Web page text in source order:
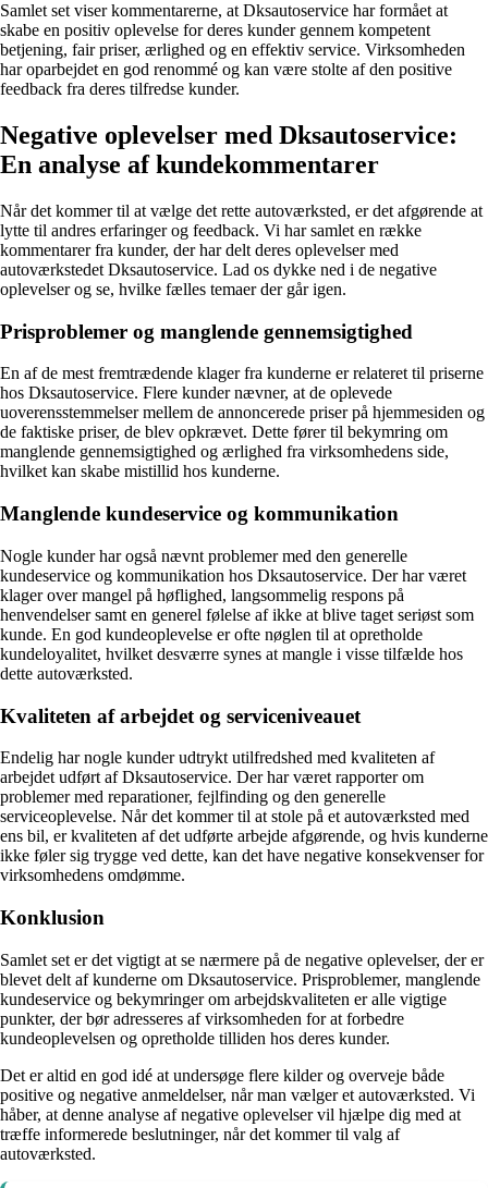
Samlet set viser kommentarerne, at Dksautoservice har formået at
skabe en positiv oplevelse for deres kunder gennem kompetent
betjening, fair priser, ærlighed og en effektiv service. Virksomheden
har oparbejdet en god renommé og kan være stolte af den positive
feedback fra deres tilfredse kunder.
Negative oplevelser med Dksautoservice:
En analyse af kundekommentarer
Når det kommer til at vælge det rette autoværksted, er det afgørende at
lytte til andres erfaringer og feedback. Vi har samlet en række
kommentarer fra kunder, der har delt deres oplevelser med
autoværkstedet Dksautoservice. Lad os dykke ned i de negative
oplevelser og se, hvilke fælles temaer der går igen.
Prisproblemer og manglende gennemsigtighed
En af de mest fremtrædende klager fra kunderne er relateret til priserne
hos Dksautoservice. Flere kunder nævner, at de oplevede
uoverensstemmelser mellem de annoncerede priser på hjemmesiden og
de faktiske priser, de blev opkrævet. Dette fører til bekymring om
manglende gennemsigtighed og ærlighed fra virksomhedens side,
hvilket kan skabe mistillid hos kunderne.
Manglende kundeservice og kommunikation
Nogle kunder har også nævnt problemer med den generelle
kundeservice og kommunikation hos Dksautoservice. Der har været
klager over mangel på høflighed, langsommelig respons på
henvendelser samt en generel følelse af ikke at blive taget seriøst som
kunde. En god kundeoplevelse er ofte nøglen til at opretholde
kundeloyalitet, hvilket desværre synes at mangle i visse tilfælde hos
dette autoværksted.
Kvaliteten af arbejdet og serviceniveauet
Endelig har nogle kunder udtrykt utilfredshed med kvaliteten af
arbejdet udført af Dksautoservice. Der har været rapporter om
problemer med reparationer, fejlfinding og den generelle
serviceoplevelse. Når det kommer til at stole på et autoværksted med
ens bil, er kvaliteten af det udførte arbejde afgørende, og hvis kunderne
ikke føler sig trygge ved dette, kan det have negative konsekvenser for
virksomhedens omdømme.
Konklusion
Samlet set er det vigtigt at se nærmere på de negative oplevelser, der er
blevet delt af kunderne om Dksautoservice. Prisproblemer, manglende
kundeservice og bekymringer om arbejdskvaliteten er alle vigtige
punkter, der bør adresseres af virksomheden for at forbedre
kundeoplevelsen og opretholde tilliden hos deres kunder.
Det er altid en god idé at undersøge flere kilder og overveje både
positive og negative anmeldelser, når man vælger et autoværksted. Vi
håber, at denne analyse af negative oplevelser vil hjælpe dig med at
træffe informerede beslutninger, når det kommer til valg af
autoværksted.